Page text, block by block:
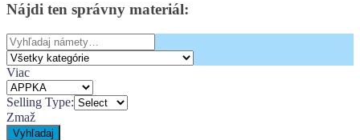
Nájdi ten správny materiál:
Search
for:
Viac
Selling Type:
Zmaž
Vyhľadaj